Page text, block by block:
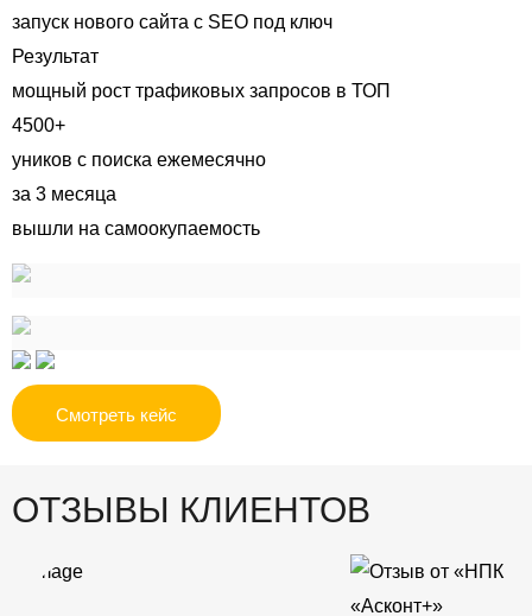
запуск нового сайта с SEO под ключ
Результат
мощный рост трафиковых запросов в ТОП
4500+
уников с поиска ежемесячно
за 3 месяца
вышли на самоокупаемость
Смотреть кейс
ОТЗЫВЫ КЛИЕНТОВ